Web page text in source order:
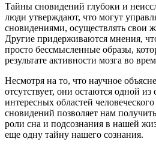
Тайны сновидений глубоки и
люди утверждают, что могут
сновидениями, осуществлять свои
Другие придерживаются мнения,
просто бессмысленные образы,
результате активности мозга во
Несмотря на то, что научное
отсутствует, они остаются одной
интересных областей
сновидений позволяет нам
роли сна и подсознания в нашей
еще одну тайну нашего сознания.